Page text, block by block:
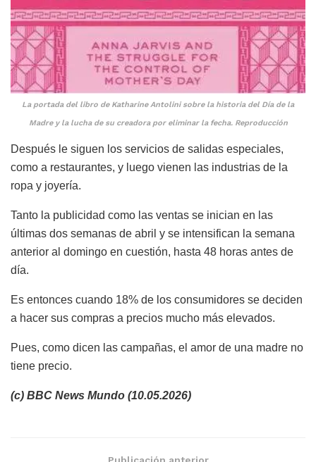
La portada del libro de Katharine Antolini sobre la historia del Día de la
Madre y la lucha de su creadora por eliminar la fecha. Reproducción
Después le siguen los servicios de salidas especiales,
como a restaurantes, y luego vienen las industrias de la
ropa y joyería.
Tanto la publicidad como las ventas se inician en las
últimas dos semanas de abril y se intensifican la semana
anterior al domingo en cuestión, hasta 48 horas antes de
día.
Es entonces cuando 18% de los consumidores se deciden
a hacer sus compras a precios mucho más elevados.
Pues, como dicen las campañas, el amor de una madre no
tiene precio.
(c) BBC News Mundo (10.05.2026)